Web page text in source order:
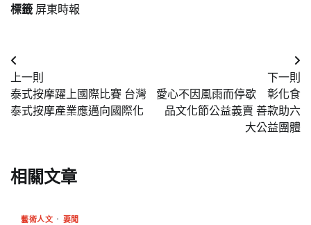
標籤 屏東時報
文
章
導
上一則
泰式按摩躍上國際比賽 台灣
泰式按摩產業應邁向國際化
下一則
愛心不因風雨而停歇 彰化食
品文化節公益義賣 善款助六
大公益團體
相關文章
藝術人文 要聞